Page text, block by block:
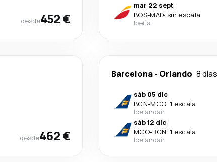
desde452 €
mar 22 sept
BOS-MAD· sin escala
Iberia
desde462 €
Barcelona- Orlando 8 días
sáb 05 dic
BCN-MCO· 1 escala
Icelandair
sáb 12 dic
MCO-BCN· 1 escala
Icelandair